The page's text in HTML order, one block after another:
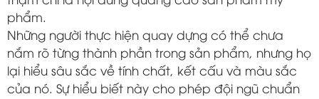
phẩm.
Những người thực hiện quay dựng có thể chưa
nắm rõ từng thành phần trong sản phẩm, nhưng họ
lại hiểu sâu sắc về tính chất, kết cấu và màu sắc
của nó. Sự hiểu biết này cho phép đội ngũ chuẩn